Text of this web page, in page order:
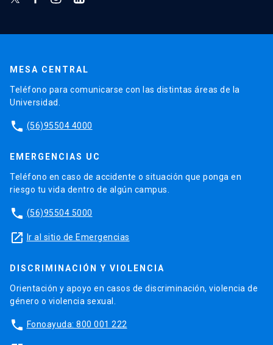
MESA CENTRAL
Teléfono para comunicarse con las distintas áreas de la
Universidad.
phone (56)95504 4000
EMERGENCIAS UC
Teléfono en caso de accidente o situación que ponga en
riesgo tu vida dentro de algún campus.
phone (56)95504 5000
launch Ir al sitio de Emergencias
DISCRIMINACIÓN Y VIOLENCIA
Orientación y apoyo en casos de discriminación, violencia de
género o violencia sexual.
phone Fonoayuda: 800 001 222